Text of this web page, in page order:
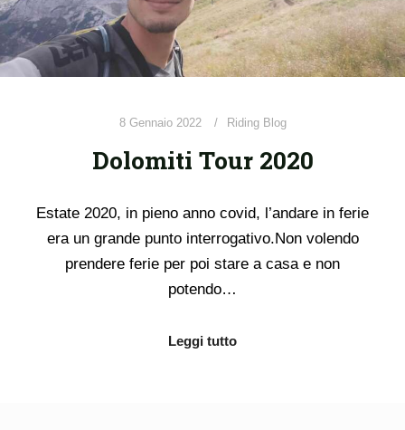
8 Gennaio 2022 Riding Blog
Dolomiti Tour 2020
Estate 2020, in pieno anno covid, l’andare in ferie
era un grande punto interrogativo.Non volendo
prendere ferie per poi stare a casa e non
potendo…
Leggi tutto